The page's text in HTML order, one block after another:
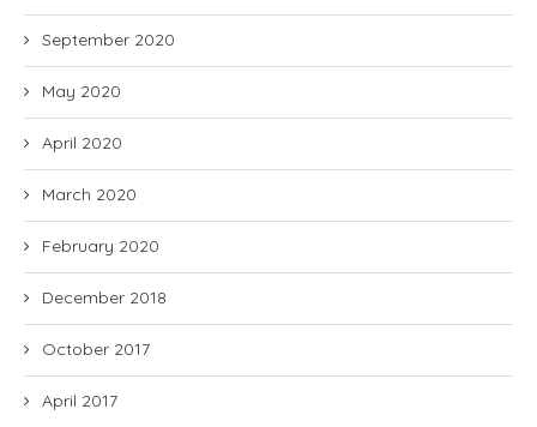
September 2020
May 2020
April 2020
March 2020
February 2020
December 2018
October 2017
April 2017